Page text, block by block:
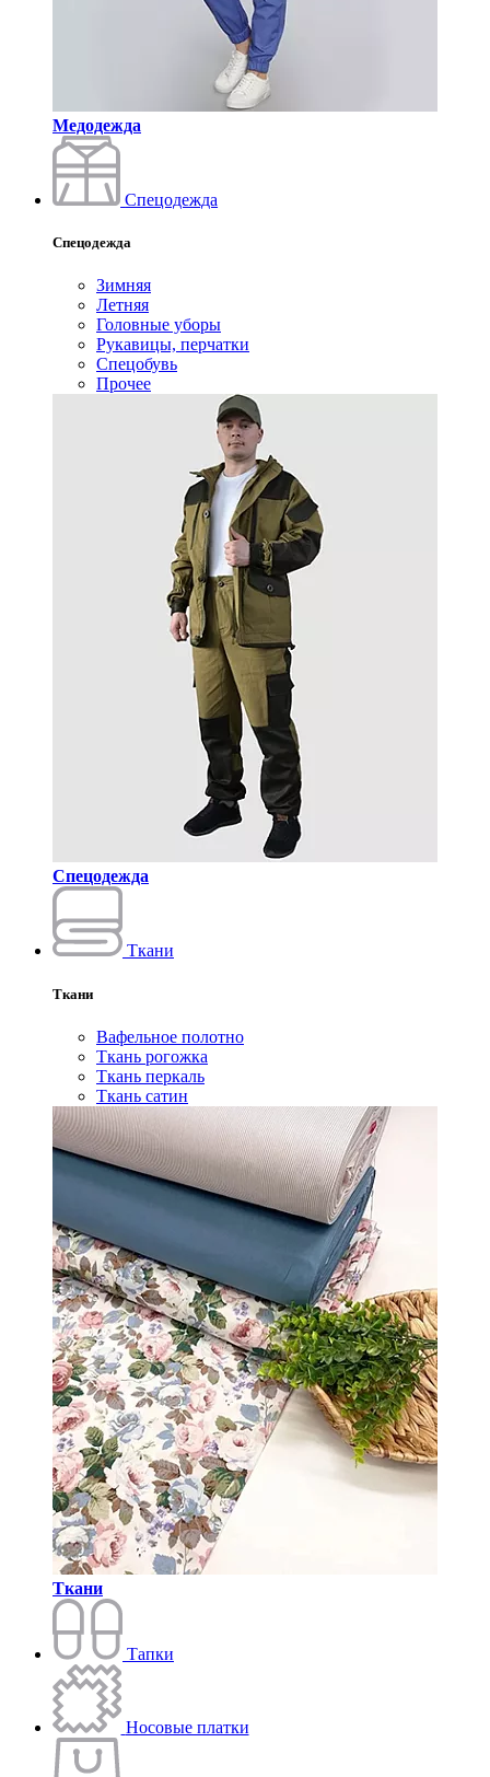
Медодежда
Спецодежда
Спецодежда
Зимняя
Летняя
Головные уборы
Рукавицы, перчатки
Спецобувь
Прочее
Спецодежда
Ткани
Ткани
Вафельное полотно
Ткань рогожка
Ткань перкаль
Ткань сатин
Ткани
Тапки
Носовые платки